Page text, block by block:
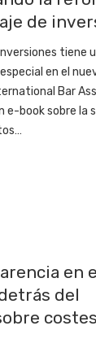
de
tiene
en el
Bar
e-book sobre la
en el
del